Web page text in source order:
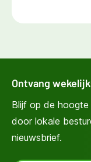
Ontvang
Blijf op de
door lokale
nieuwsbrief.